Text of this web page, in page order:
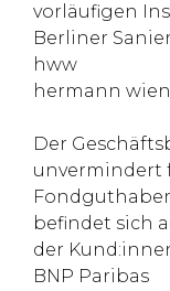
vorläufigen
Berliner
hww
hermann
Der
unvermindert
befindet sich
der
BNP Paribas